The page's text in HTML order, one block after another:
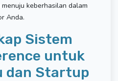
keberhasilan dalam
Anda.
Sistem
untuk
dan Startup